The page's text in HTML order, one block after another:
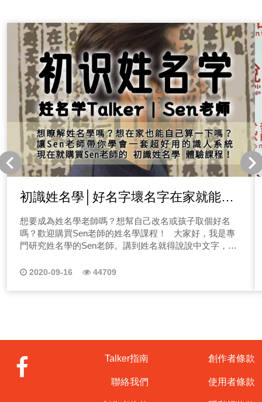
生什麼病我不算！明天樂透開幾號我不算！我能活到幾
歲，抱歉我也不算！再來愈到冥頑不靈的個案，我也不喜
歡算(為了生活我得忍耐)，但我講話會稍微難聽就是了。
那塔羅師的禁忌還有什麼呢？除了一些基本儀式，心不靜
的時候，我也不會逼自己算牌的，用心感受！你才能進入
個案的世界中~ 塔羅牌能速成嗎？有七十八張欸！ 超多
人問Minnie這個問題，我根本白眼翻到後腦去，任何一項
專業都沒有速成，更何況塔羅牌有七十八張，光記住牌義
就得花好一陣子功夫，更何況妳要去理解塔羅的文化，每
一張牌的運用方針。 並且這些都要用個案的故事去堆疊
出來的，每一次算牌，就像讀一本書，多過了一種人生！
好了不多說，讓我們繼續看節目簡介！ 什麼是大阿爾克
那牌？ 大阿爾克那牌又稱為大秘儀牌，包含了22張大
牌，其中包含了以下22張牌，讓Minnie老師做個簡單介
紹，想要詳細瞭解的話，點選下方藍標即可收聽唷！ 1.
愚者牌｜對應天王星 愚者象徵著活在當下，不受拘束，常
給人初生之犢不畏虎的感覺，但也因為太過於理想主義，
常常撞得滿頭包！ 2.魔術師｜對應水星 魔術師為什麼
多能吸引女性呢？因為魔術師充滿自信，就能如魔術般的
不到的潛力！ 3.女祭司｜對應月球 如同人群中的智者
般，總是在團隊中能擔任大腦角色，總是能受到大家的認
｜對應白羊座 說到皇帝，就是要有一統江山的霸氣！所以
能力，更能帶領周遭的人迎向美好的將來。 6.教皇｜對
應金牛座 如同金牛座般的固執，對於自己的原則無比堅
持，更重視規範、社會道德倫理，也期許自己能成為眾人
初識姓名學│好名字壞名字在家就能自
己算
想要成為姓名學老師嗎？想幫自己改名或孩子取個好名
嗎？歡迎購買Sen老師的姓名學課程！ 大家好，我是專
門研究姓名學的Sen老師。講到姓名就得說說中文字，也
精隨，每個字都有其本身的力量與靈魂。 明白姓名學有什
道出生年，就能大致推論功名、感情與財運的好壞。也能
不是說一定要當什麼命理老師，而是能讓我們保護自己，
有個評斷依據，身旁的朋友是否姓名中，有看出什麼不好
的地方可以留意一下。 在職場上，跟長官、同事、下
2020-09-16 44709
Talker指南
聯絡我們
創作者條款
使用者條款